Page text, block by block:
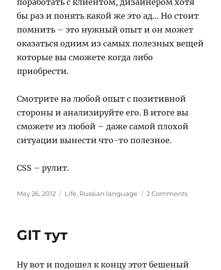
поработать с клиентом, дизайнером хотя
бы раз и понять какой же это ад… Но стоит
помнить – это нужный опыт и он может
оказаться одним из самых полезных вещей
которые вы сможете когда либо
приобрести.
Смотрите на любой опыт с позитивной
стороны и анализируйте его. В итоге вы
сможете из любой – даже самой плохой
ситуации вынести что-то полезное.
CSS – рулит.
Posted
May 26, 2012 Categories
Life, Russian language 2 Commentson
GIT тут
Ну вот и подошел к концу этот бешеный